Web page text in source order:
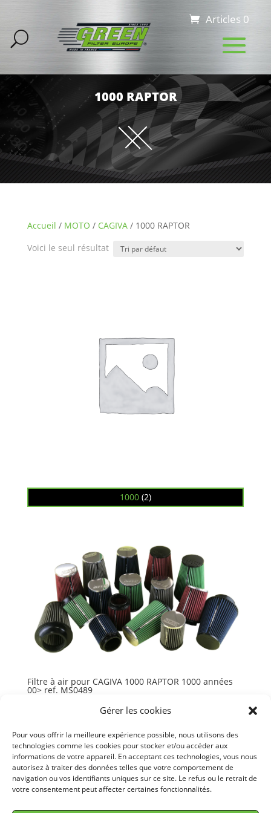
Gérer les cookies
Pour vous offrir la meilleure expérience possible, nous utilisons des
technologies comme les cookies pour stocker et/ou accéder aux
informations de votre appareil. En acceptant ces technologies, vous nous
autorisez à traiter des données telles que votre comportement de
navigation ou vos identifiants uniques sur ce site. Le refus ou le retrait de
votre consentement peut affecter certaines fonctionnalités.
Articles 0
1000 RAPTOR
Accueil / MOTO / CAGIVA/ 1000 RAPTOR
Voici le seul résultat
1000 (2)
Filtre à air pour CAGIVA 1000 RAPTOR 1000 années
00> ref. MS0489
Ajouter au panier